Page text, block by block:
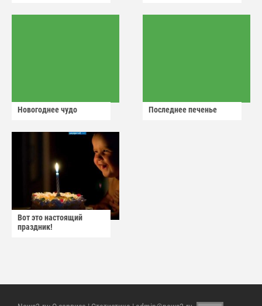
Новогоднее чудо Последнее печенье
Вот это настоящий
праздник!